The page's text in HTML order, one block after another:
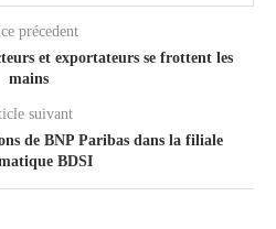
précedent
et exportateurs se frottent les
mains
suivant
de BNP Paribas dans la filiale
BDSI